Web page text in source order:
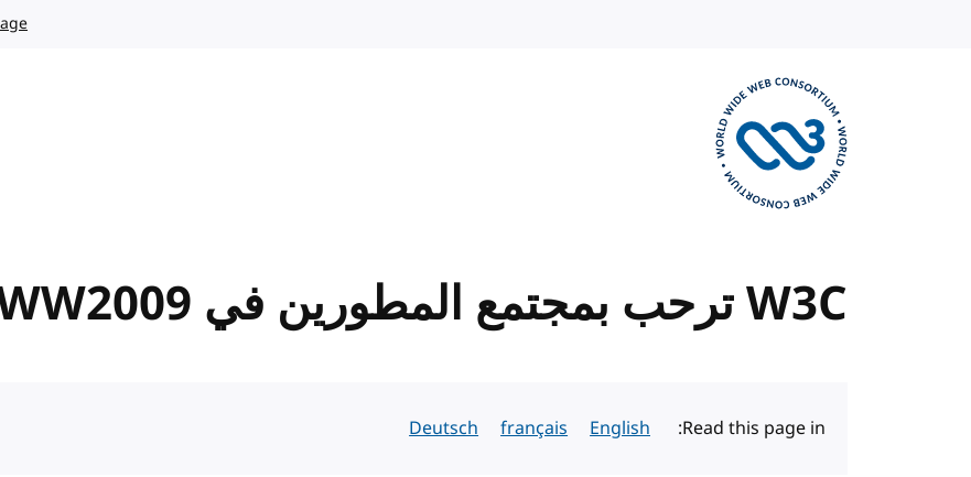
W3C ترحب بمجتمع المطورين في WWW2009 في مدريد
Read this page in:
English
français
Deutsch